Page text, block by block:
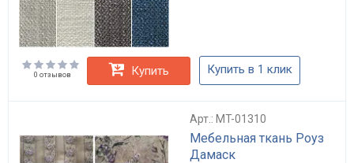
0 отзывов Купить Купить в 1 клик
Арт.: MT-01310
Мебельная ткань Роуз
Дамаск